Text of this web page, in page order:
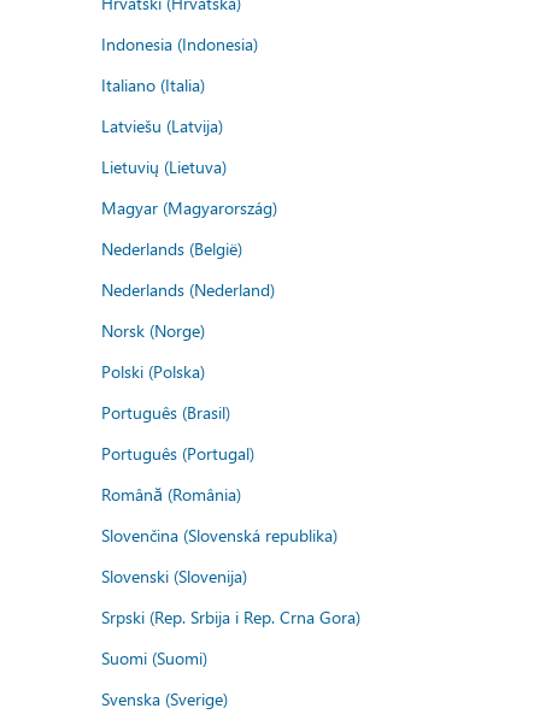
Indonesia (Indonesia)
Italiano (Italia)
Latviešu (Latvija)
Lietuvių (Lietuva)
Magyar (Magyarország)
Nederlands (België)
Nederlands (Nederland)
Norsk (Norge)
Polski (Polska)
Português (Brasil)
Português (Portugal)
Română (România)
Slovenčina (Slovenská republika)
Slovenski (Slovenija)
Srpski (Rep. Srbija i Rep. Crna Gora)
Suomi (Suomi)
Svenska (Sverige)